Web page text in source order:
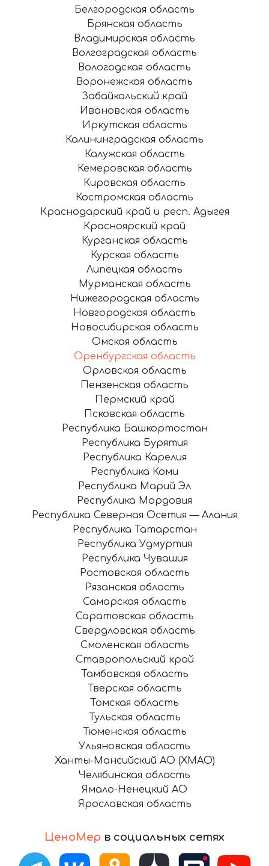
ЦеноМер в социальных сетях
Белгородская область
Брянская область
Владимирская область
Волгоградская область
Вологодская область
Воронежская область
Забайкальский край
Ивановская область
Иркутская область
Калининградская область
Калужская область
Кемеровская область
Кировская область
Костромская область
Краснодарский край и респ. Адыгея
Красноярский край
Курганская область
Курская область
Липецкая область
Мурманская область
Нижегородская область
Новгородская область
Новосибирская область
Омская область
Оренбургская область
Орловская область
Пензенская область
Пермский край
Псковская область
Республика Башкортостан
Республика Бурятия
Республика Карелия
Республика Коми
Республика Марий Эл
Республика Мордовия
Республика Северная Осетия — Алания
Республика Татарстан
Республика Удмуртия
Республика Чувашия
Ростовская область
Рязанская область
Самарская область
Саратовская область
Свердловская область
Смоленская область
Ставропольский край
Тамбовская область
Тверская область
Томская область
Тульская область
Тюменская область
Ульяновская область
Ханты-Мансийский АО (ХМАО)
Челябинская область
Ямало-Ненецкий АО
Ярославская область